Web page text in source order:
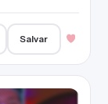
Salvar